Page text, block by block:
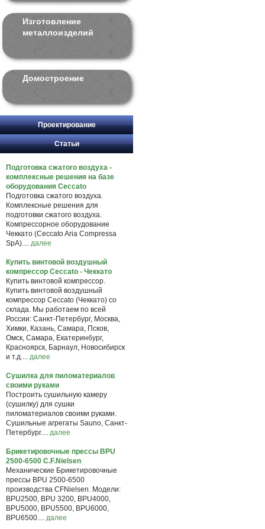
Изготовление
металлоизделий
Домостроение
Проектирование
Статьи
Подготовка сжатого воздуха -
комплексные решения на базе
оборудования Ceccato
Подготовка сжатого воздуха.
Комплексные решения для
подготовки сжатого воздуха.
Компрессорное оборудование
Чеккато (Ceccato Aria Compressa
SpA).... далее
Купить винтовой воздушный
компрессор Ceccato - Чеккато
Купить винтовой компрессор.
Купить винтовой воздушный
компрессор Ceccato (Чеккато) со
склада. Мы работаем по всей
России: Санкт-Петербург, Москва,
Химки, Казань, Самара, Псков,
Омск, Самара, Екатеринбург,
Красноярск, Барнаул, Новосибирск
и т.д.... далее
Сушилка для пиломатериалов
своими руками
Построить сушильную камеру
(сушилку) для сушки
пиломатериалов своими руками.
Сушильные агрегаты Sauno, Санкт-
Петербург.... далее
Брикетировочные прессы BPU
2500-6500 C.F.Nielsen
Механические Брикетировочные
прессы BPU 2500-6500
производства CFNielsen. Модели:
BPU2500, BPU 3200, BPU4000,
BPU5000, BPU5500, BPU6000,
BPU6500.... далее